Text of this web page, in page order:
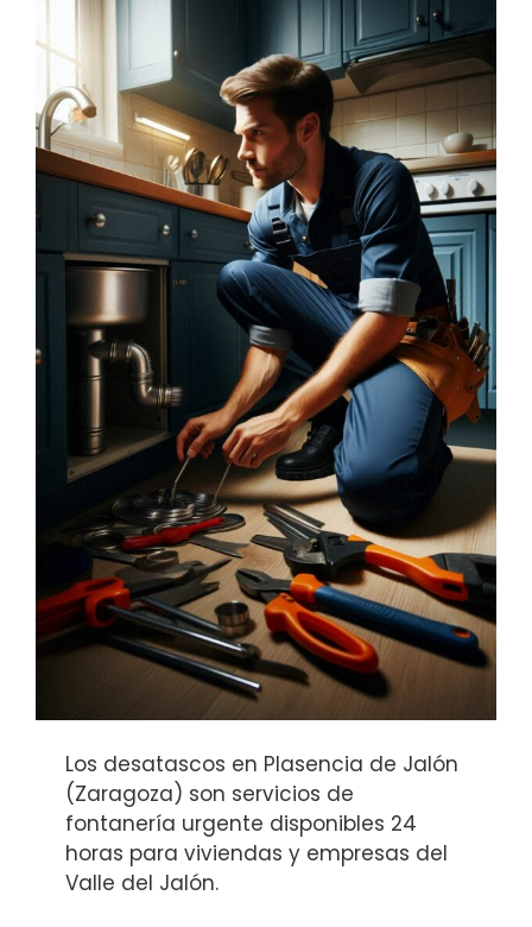
Los desatascos en Plasencia de Jalón
(Zaragoza) son servicios de
fontanería urgente disponibles 24
horas para viviendas y empresas del
Valle del Jalón.